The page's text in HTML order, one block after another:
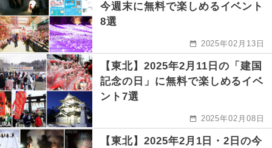
今週末に無料で楽しめるイベント
8選
2025年02月13日
【東北】2025年2月11日の「建国
記念の日」に無料で楽しめるイベ
ント7選
2025年02月08日
【東北】2025年2月1日・2日の今